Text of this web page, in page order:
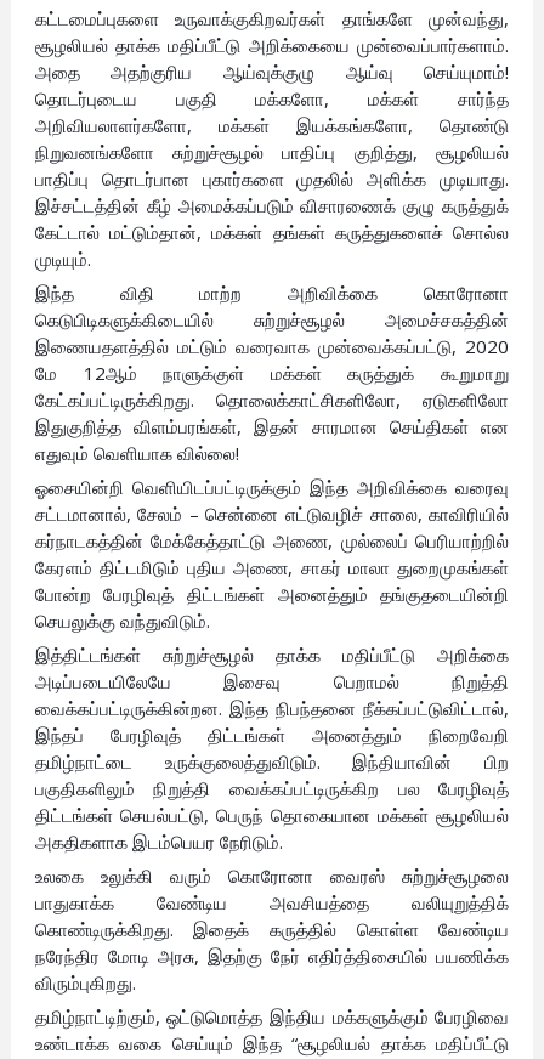
கட்டமைப்புகளை உருவாக்குகிறவர்கள் தாங்களே முன்வந்து,
சூழலியல் தாக்க மதிப்பீட்டு அறிக்கையை முன்வைப்பார்களாம்.
அதை அதற்குரிய ஆய்வுக்குழு ஆய்வு செய்யுமாம்!
தொடர்புடைய பகுதி மக்களோ, மக்கள் சார்ந்த
அறிவியலாளர்களோ, மக்கள் இயக்கங்களோ, தொண்டு
நிறுவனங்களோ சுற்றுச்சூழல் பாதிப்பு குறித்து, சூழலியல்
பாதிப்பு தொடர்பான புகார்களை முதலில் அளிக்க முடியாது.
இச்சட்டத்தின் கீழ் அமைக்கப்படும் விசாரணைக் குழு கருத்துக்
கேட்டால் மட்டும்தான், மக்கள் தங்கள் கருத்துகளைச் சொல்ல
முடியும்.
இந்த விதி மாற்ற அறிவிக்கை கொரோனா
கெடுபிடிகளுக்கிடையில் சுற்றுச்சூழல் அமைச்சகத்தின்
இணையதளத்தில் மட்டும் வரைவாக முன்வைக்கப்பட்டு, 2020
மே 12ஆம் நாளுக்குள் மக்கள் கருத்துக் கூறுமாறு
கேட்கப்பட்டிருக்கிறது. தொலைக்காட்சிகளிலோ, ஏடுகளிலோ
இதுகுறித்த விளம்பரங்கள், இதன் சாரமான செய்திகள் என
எதுவும் வெளியாக வில்லை!
ஓசையின்றி வெளியிடப்பட்டிருக்கும் இந்த அறிவிக்கை வரைவு
சட்டமானால், சேலம் – சென்னை எட்டுவழிச் சாலை, காவிரியில்
கர்நாடகத்தின் மேக்கேத்தாட்டு அணை, முல்லைப் பெரியாற்றில்
கேரளம் திட்டமிடும் புதிய அணை, சாகர் மாலா துறைமுகங்கள்
போன்ற பேரழிவுத் திட்டங்கள் அனைத்தும் தங்குதடையின்றி
செயலுக்கு வந்துவிடும்.
இத்திட்டங்கள் சுற்றுச்சூழல் தாக்க மதிப்பீட்டு அறிக்கை
அடிப்படையிலேயே இசைவு பெறாமல் நிறுத்தி
வைக்கப்பட்டிருக்கின்றன. இந்த நிபந்தனை நீக்கப்பட்டுவிட்டால்,
இந்தப் பேரழிவுத் திட்டங்கள் அனைத்தும் நிறைவேறி
தமிழ்நாட்டை உருக்குலைத்துவிடும். இந்தியாவின் பிற
பகுதிகளிலும் நிறுத்தி வைக்கப்பட்டிருக்கிற பல பேரழிவுத்
திட்டங்கள் செயல்பட்டு, பெருந் தொகையான மக்கள் சூழலியல்
அகதிகளாக இடம்பெயர நேரிடும்.
உலகை உலுக்கி வரும் கொரோனா வைரஸ் சுற்றுச்சூழலை
பாதுகாக்க வேண்டிய அவசியத்தை வலியுறுத்திக்
கொண்டிருக்கிறது. இதைக் கருத்தில் கொள்ள வேண்டிய
நரேந்திர மோடி அரசு, இதற்கு நேர் எதிர்த்திசையில் பயணிக்க
விரும்புகிறது.
தமிழ்நாட்டிற்கும், ஒட்டுமொத்த இந்திய மக்களுக்கும் பேரழிவை
உண்டாக்க வகை செய்யும் இந்த “சூழலியல் தாக்க மதிப்பீட்டு